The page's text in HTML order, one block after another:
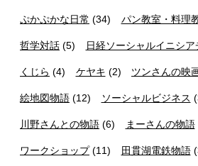
ぷかぷかな日常 (34) パン教室・料理
哲学対話 (5) 日経ソーシャルイニシア
くじら (4) ケヤキ (2) ツンさんの映
絵地図物語 (12) ソーシャルビジネス
川野さんとの物語 (6) まーさんの物語
ワークショップ(11) 田貫湖電鉄物語